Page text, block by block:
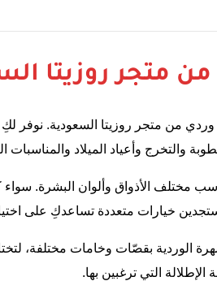
متجر روزيتا
من متجر روزيتا السعودية. نوفر لكِ
والتخرج وأعياد الميلاد والمناسبات
مختلف الأذواق وألوان البشرة.
خيارات متعددة تساعدكِ على
الوردية بقصّات وخامات مختلفة،
الإطلالة التي ترغبين بها.